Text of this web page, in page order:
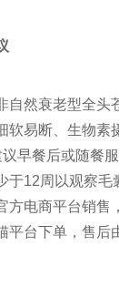
自然衰老型全头
软易断、生物素
早餐后或随餐
于12周以观察毛
方电商平台销售
平台下单，售后